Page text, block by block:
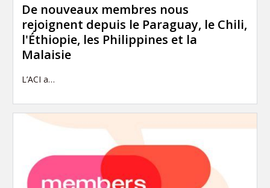
De nouveaux membres nous
rejoignent depuis le Paraguay, le Chili,
l'Éthiopie, les Philippines et la
Malaisie
L’ACI a…